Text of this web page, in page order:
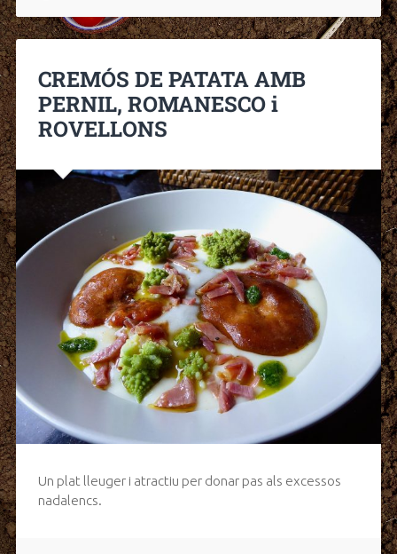
CREMÓS DE PATATA AMB
PERNIL, ROMANESCO i
ROVELLONS
Un plat lleuger i atractiu per donar pas als excessos
nadalencs.